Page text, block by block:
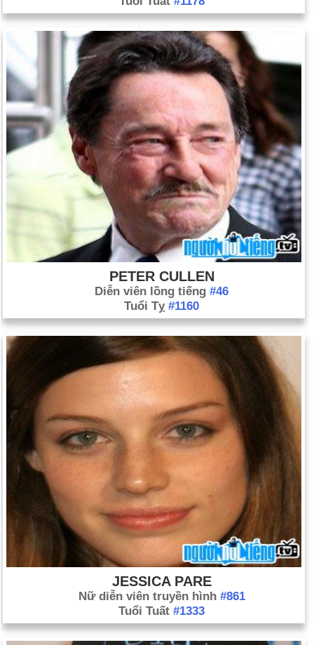
PETER CULLEN
Diễn viên lồng tiếng #46
Tuổi Tỵ #1160
JESSICA PARE
Nữ diễn viên truyền hình #861
Tuổi Tuất #1333